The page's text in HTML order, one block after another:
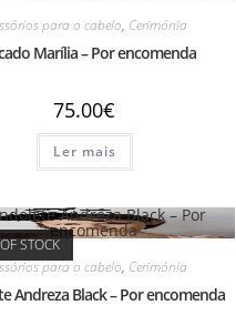
para o cabelo, Cerimónia
Marília – Por encomenda
75.00€
Ler mais
STOCK
para o cabelo, Cerimónia
Andreza Black – Por encomenda